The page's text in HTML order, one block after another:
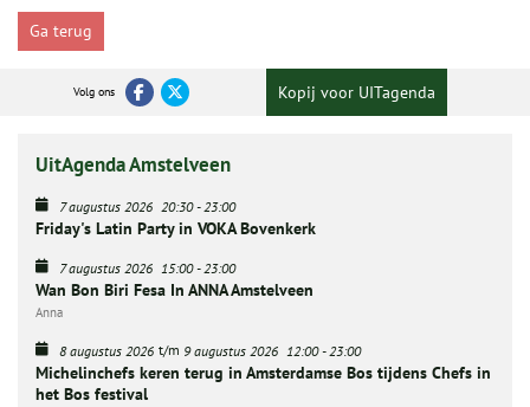
Ga terug
Volg ons Kopij voor UITagenda
UitAgenda Amstelveen
7 augustus 2026 20:30-23:00
Friday's Latin Party in VOKA Bovenkerk
7 augustus 2026 15:00-23:00
Wan Bon Biri Fesa In ANNA Amstelveen
Anna
8 augustus 2026 t/m 9 augustus 2026 12:00-23:00
Michelinchefs keren terug in Amsterdamse Bos tijdens Chefs in
het Bos festival